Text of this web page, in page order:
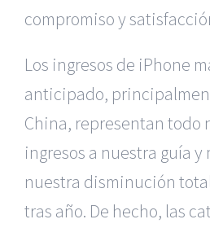
compromiso y
Los ingresos de iPhone
anticipado,
China, representan todo
ingresos a nuestra guía
nuestra disminución
tras año. De hecho, las